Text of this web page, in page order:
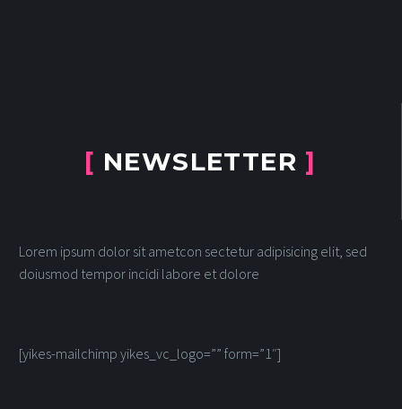
[ NEWSLETTER ]
Lorem ipsum dolor sit ametcon sectetur adipisicing elit, sed
doiusmod tempor incidi labore et dolore
[yikes-mailchimp yikes_vc_logo=”” form=”1″]